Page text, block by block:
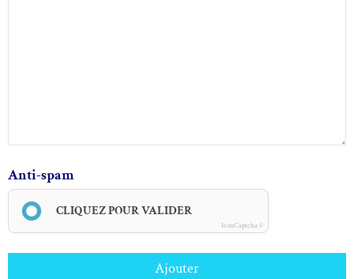
Anti-spam
CLIQUEZ POUR VALIDER
IconCaptcha ©
Ajouter